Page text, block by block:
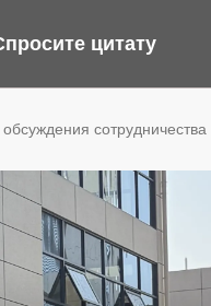
цитату
сотрудничества